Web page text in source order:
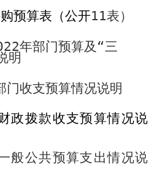
预算表（公开11表）
年部门预算及“三
明
门收支预算情况说明
政拨款收支预算情况说
般公共预算支出情况说